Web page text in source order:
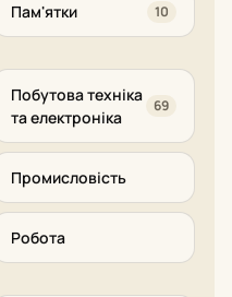
Пам'ятки 10
Побутова техніка
та електроніка
69
Промисловість
Робота